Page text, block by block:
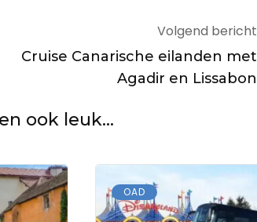
Volgend bericht
Cruise Canarische eilanden met
Agadir en Lissabon
ook leuk...
OAD